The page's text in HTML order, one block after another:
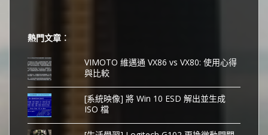
熱門文章︰
VIMOTO 維邁通 VX86 vs VX80: 使用心得
與比較
[系統映像] 將 Win 10 ESD 解出並生成
ISO 檔